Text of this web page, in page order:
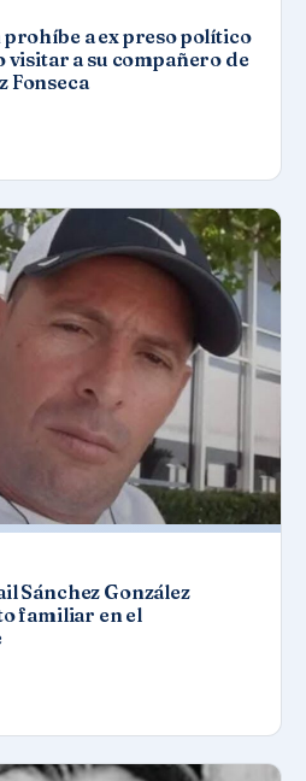
a ex preso político
visitar a su compañero de
Fonseca
Sánchez González
familiar en el